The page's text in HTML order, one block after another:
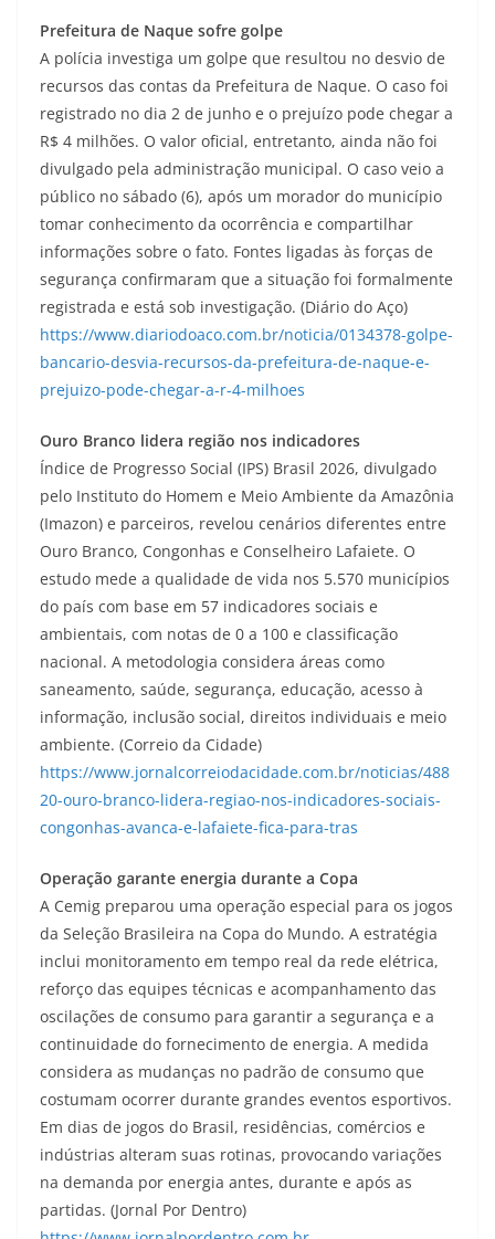
Prefeitura de Naque sofre golpe
A polícia investiga um golpe que resultou no desvio de
recursos das contas da Prefeitura de Naque. O caso foi
registrado no dia 2 de junho e o prejuízo pode chegar a
R$ 4 milhões. O valor oficial, entretanto, ainda não foi
divulgado pela administração municipal. O caso veio a
público no sábado (6), após um morador do município
tomar conhecimento da ocorrência e compartilhar
informações sobre o fato. Fontes ligadas às forças de
segurança confirmaram que a situação foi formalmente
registrada e está sob investigação. (Diário do Aço)
https://www.diariodoaco.com.br/noticia/0134378-golpe-
bancario-desvia-recursos-da-prefeitura-de-naque-e-
prejuizo-pode-chegar-a-r-4-milhoes
Ouro Branco lidera região nos indicadores
Índice de Progresso Social (IPS) Brasil 2026, divulgado
pelo Instituto do Homem e Meio Ambiente da Amazônia
(Imazon) e parceiros, revelou cenários diferentes entre
Ouro Branco, Congonhas e Conselheiro Lafaiete. O
estudo mede a qualidade de vida nos 5.570 municípios
do país com base em 57 indicadores sociais e
ambientais, com notas de 0 a 100 e classificação
nacional. A metodologia considera áreas como
saneamento, saúde, segurança, educação, acesso à
informação, inclusão social, direitos individuais e meio
ambiente. (Correio da Cidade)
https://www.jornalcorreiodacidade.com.br/noticias/488
20-ouro-branco-lidera-regiao-nos-indicadores-sociais-
congonhas-avanca-e-lafaiete-fica-para-tras
Operação garante energia durante a Copa
A Cemig preparou uma operação especial para os jogos
da Seleção Brasileira na Copa do Mundo. A estratégia
inclui monitoramento em tempo real da rede elétrica,
reforço das equipes técnicas e acompanhamento das
oscilações de consumo para garantir a segurança e a
continuidade do fornecimento de energia. A medida
considera as mudanças no padrão de consumo que
costumam ocorrer durante grandes eventos esportivos.
Em dias de jogos do Brasil, residências, comércios e
indústrias alteram suas rotinas, provocando variações
na demanda por energia antes, durante e após as
partidas. (Jornal Por Dentro)